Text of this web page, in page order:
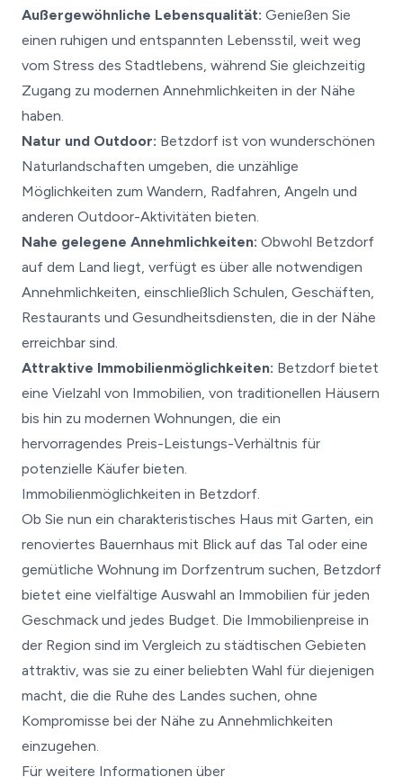
Außergewöhnliche Lebensqualität: Genießen Sie
einen ruhigen und entspannten Lebensstil, weit weg
vom Stress des Stadtlebens, während Sie gleichzeitig
Zugang zu modernen Annehmlichkeiten in der Nähe
haben.
Natur und Outdoor: Betzdorf ist von wunderschönen
Naturlandschaften umgeben, die unzählige
Möglichkeiten zum Wandern, Radfahren, Angeln und
anderen Outdoor-Aktivitäten bieten.
Nahe gelegene Annehmlichkeiten: Obwohl Betzdorf
auf dem Land liegt, verfügt es über alle notwendigen
Annehmlichkeiten, einschließlich Schulen, Geschäften,
Restaurants und Gesundheitsdiensten, die in der Nähe
erreichbar sind.
Attraktive Immobilienmöglichkeiten: Betzdorf bietet
eine Vielzahl von Immobilien, von traditionellen Häusern
bis hin zu modernen Wohnungen, die ein
hervorragendes Preis-Leistungs-Verhältnis für
potenzielle Käufer bieten.
Immobilienmöglichkeiten in Betzdorf.
Ob Sie nun ein charakteristisches Haus mit Garten, ein
renoviertes Bauernhaus mit Blick auf das Tal oder eine
gemütliche Wohnung im Dorfzentrum suchen, Betzdorf
bietet eine vielfältige Auswahl an Immobilien für jeden
Geschmack und jedes Budget. Die Immobilienpreise in
der Region sind im Vergleich zu städtischen Gebieten
attraktiv, was sie zu einer beliebten Wahl für diejenigen
macht, die die Ruhe des Landes suchen, ohne
Kompromisse bei der Nähe zu Annehmlichkeiten
einzugehen.
Für weitere Informationen über